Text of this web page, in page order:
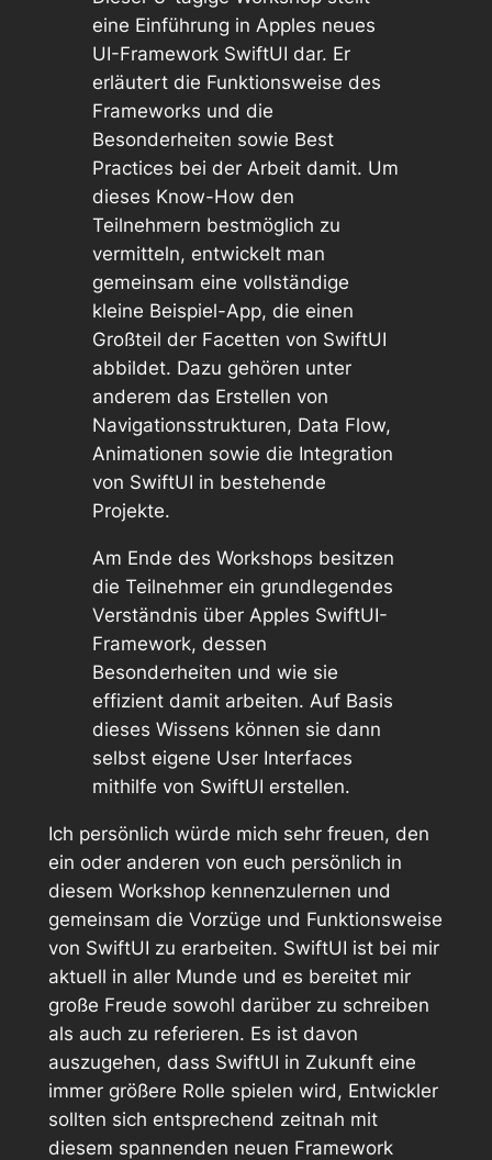
eine Einführung in Apples neues
UI-Framework SwiftUI dar. Er
erläutert die Funktionsweise des
Frameworks und die
Besonderheiten sowie Best
Practices bei der Arbeit damit. Um
dieses Know-How den
Teilnehmern bestmöglich zu
vermitteln, entwickelt man
gemeinsam eine vollständige
kleine Beispiel-App, die einen
Großteil der Facetten von SwiftUI
abbildet. Dazu gehören unter
anderem das Erstellen von
Navigationsstrukturen, Data Flow,
Animationen sowie die Integration
von SwiftUI in bestehende
Projekte.
Am Ende des Workshops besitzen
die Teilnehmer ein grundlegendes
Verständnis über Apples SwiftUI-
Framework, dessen
Besonderheiten und wie sie
effizient damit arbeiten. Auf Basis
dieses Wissens können sie dann
selbst eigene User Interfaces
mithilfe von SwiftUI erstellen.
Ich persönlich würde mich sehr freuen, den
ein oder anderen von euch persönlich in
diesem Workshop kennenzulernen und
gemeinsam die Vorzüge und Funktionsweise
von SwiftUI zu erarbeiten. SwiftUI ist bei mir
aktuell in aller Munde und es bereitet mir
große Freude sowohl darüber zu schreiben
als auch zu referieren. Es ist davon
auszugehen, dass SwiftUI in Zukunft eine
immer größere Rolle spielen wird, Entwickler
sollten sich entsprechend zeitnah mit
diesem spannenden neuen Framework